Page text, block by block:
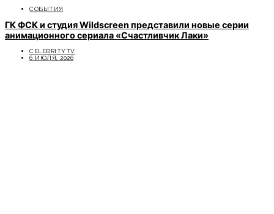
СОБЫТИЯ
ГК ФСК и студия Wildscreen представили новые серии
анимационного сериала «Счастливчик Лаки»
CELEBRITYTV
6 ИЮЛЯ, 2026